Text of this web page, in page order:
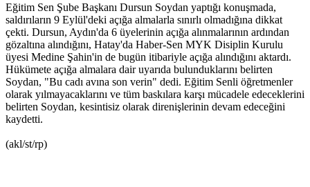
Eğitim Sen Şube Başkanı Dursun Soydan yaptığı konuşmada,
saldırıların 9 Eylül'deki açığa almalarla sınırlı olmadığına dikkat
çekti. Dursun, Aydın'da 6 üyelerinin açığa alınmalarının ardından
gözaltına alındığını, Hatay'da Haber-Sen MYK Disiplin Kurulu
üyesi Medine Şahin'in de bugün itibariyle açığa alındığını aktardı.
Hükümete açığa almalara dair uyarıda bulunduklarını belirten
Soydan, "Bu cadı avına son verin" dedi. Eğitim Senli öğretmenler
olarak yılmayacaklarını ve tüm baskılara karşı mücadele edeceklerini
belirten Soydan, kesintisiz olarak direnişlerinin devam edeceğini
kaydetti.
(akl/st/rp)